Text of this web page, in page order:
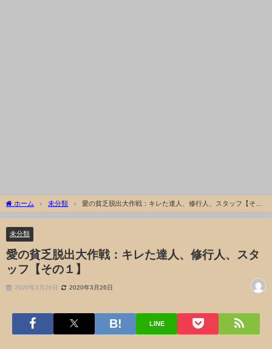
ホーム 未分類
愛の貧乏脱出大作戦：キレた達人、修行人、スタッフ【その
１】
未分類
愛の貧乏脱出大作戦：キレた達人、修行人、スタ
ッフ【その１】
2020年3月26日 2020年3月26日
LINE